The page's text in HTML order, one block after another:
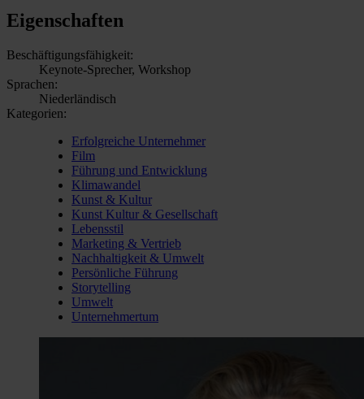
Eigenschaften
Beschäftigungsfähigkeit:
Keynote-Sprecher, Workshop
Sprachen:
Niederländisch
Kategorien:
Erfolgreiche Unternehmer
Film
Führung und Entwicklung
Klimawandel
Kunst & Kultur
Kunst Kultur & Gesellschaft
Lebensstil
Marketing & Vertrieb
Nachhaltigkeit & Umwelt
Persönliche Führung
Storytelling
Umwelt
Unternehmertum